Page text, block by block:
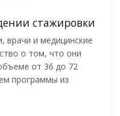
стажировки
врачи и медицинские
о том, что они
от 36 до 72
программы из